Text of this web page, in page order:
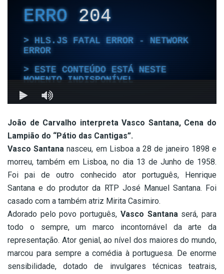
João de Carvalho interpreta Vasco Santana, Cena do
Lampião do “Pátio das Cantigas”.
Vasco Santana nasceu, em Lisboa a 28 de janeiro 1898 e
morreu, também em Lisboa, no dia 13 de Junho de 1958.
Foi pai de outro conhecido ator português, Henrique
Santana e do produtor da RTP José Manuel Santana. Foi
casado com a também atriz Mirita Casimiro.
Adorado pelo povo português, Vasco Santanaserá, para
todo o sempre, um marco incontornável da arte da
representação. Ator genial, ao nível dos maiores do mundo,
marcou para sempre a comédia à portuguesa. De enorme
sensibilidade, dotado de invulgares técnicas teatrais,